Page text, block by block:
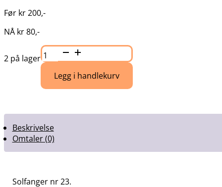
Før kr200,-
NÅ kr80,-
2 på lager
Solfanger
(suncatcher)
nr
karneol
tilbud
Legg i handlekurv
Beskrivelse
Omtaler (0)
Solfanger nr 23.